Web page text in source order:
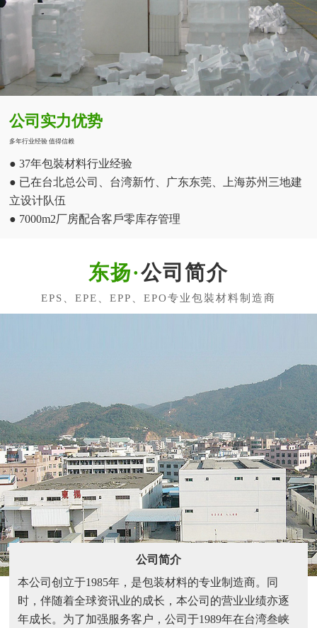
公司实力优势
多年行业经验 值得信赖
● 37年包裝材料行业经验
● 已在台北总公司、台湾新竹、广东东莞、上海苏州三地建
立设计队伍
● 7000m2厂房配合客戶零库存管理
公司简介
公司简介
本公司创立于1985年，是包装材料的专业制造商。同
时，伴随着全球资讯业的成长，本公司的营业业绩亦逐
年成长。为了加强服务客户，公司于1989年在台湾叁峡